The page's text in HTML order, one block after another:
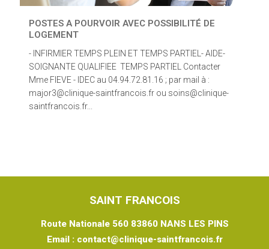
POSTES A POURVOIR AVEC POSSIBILITÉ DE
LOGEMENT
- INFIRMIER TEMPS PLEIN ET TEMPS PARTIEL- AIDE-
SOIGNANTE QUALIFIEE TEMPS PARTIEL Contacter
Mme FIEVE - IDEC au 04.94.72.81.16 ; par mail à :
major3@clinique-saintfrancois.fr ou soins@clinique-
saintfrancois.fr...
SAINT FRANCOIS
Route Nationale 560 83860 NANS LES PINS
Email : contact@clinique-saintfrancois.fr